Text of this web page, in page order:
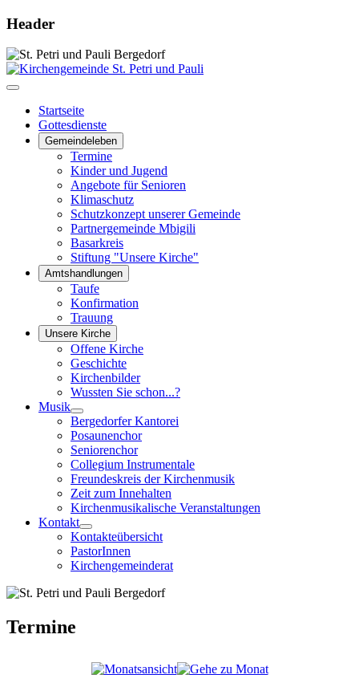
Header
Startseite
Gottesdienste
Gemeindeleben
Termine
Kinder und Jugend
Angebote für Senioren
Klimaschutz
Schutzkonzept unserer Gemeinde
Partnergemeinde Mbigili
Basarkreis
Stiftung "Unsere Kirche"
Amtshandlungen
Taufe
Konfirmation
Trauung
Unsere Kirche
Offene Kirche
Geschichte
Kirchenbilder
Wussten Sie schon...?
Musik
Bergedorfer Kantorei
Posaunenchor
Seniorenchor
Collegium Instrumentale
Freundeskreis der Kirchenmusik
Zeit zum Innehalten
Kirchenmusikalische Veranstaltungen
Kontakt
Kontakteübersicht
PastorInnen
Kirchengemeinderat
Termine